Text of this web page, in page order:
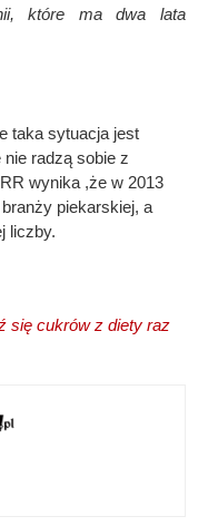
które ma dwa lata
taka sytuacja jest
radzą sobie z
wynika ,że w 2013
branży piekarskiej, a
liczby.
się cukrów z diety raz